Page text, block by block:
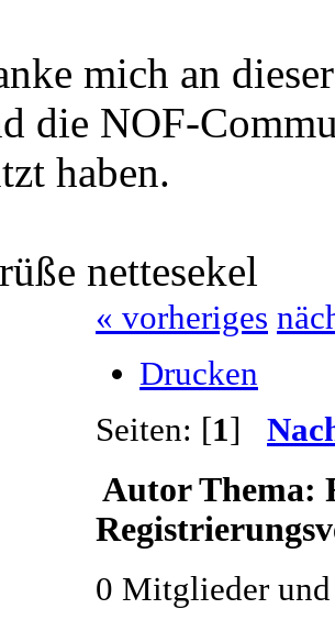
mich an
die NOF-
haben.
nettesekel
« vorheriges
Drucken
Seiten: [1]
AutorThema:
0 Mitglieder und